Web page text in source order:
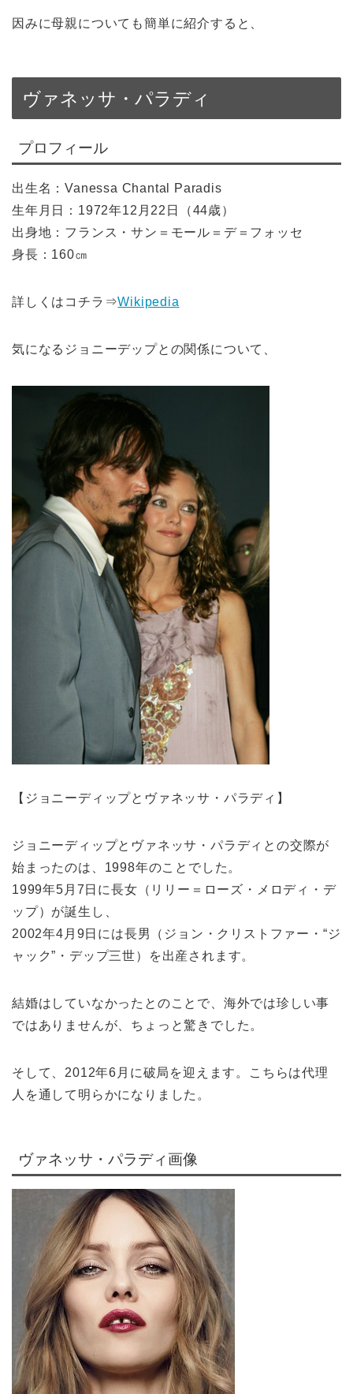
因みに母親についても簡単に紹介すると、
ヴァネッサ・パラディ
プロフィール
出生名：Vanessa Chantal Paradis
生年月日：1972年12月22日（44歳）
出身地：フランス・サン＝モール＝デ＝フォッセ
身長：160㎝
詳しくはコチラ⇒Wikipedia
気になるジョニーデップとの関係について、
【ジョニーディップとヴァネッサ・パラディ】
ジョニーディップとヴァネッサ・パラディとの交際が
始まったのは、1998年のことでした。
1999年5月7日に長女（リリー＝ローズ・メロディ・デ
ップ）が誕生し、
2002年4月9日には長男（ジョン・クリストファー・“ジ
ャック”・デップ三世）を出産されます。
結婚はしていなかったとのことで、海外では珍しい事
ではありませんが、ちょっと驚きでした。
そして、2012年6月に破局を迎えます。こちらは代理
人を通して明らかになりました。
ヴァネッサ・パラディ画像